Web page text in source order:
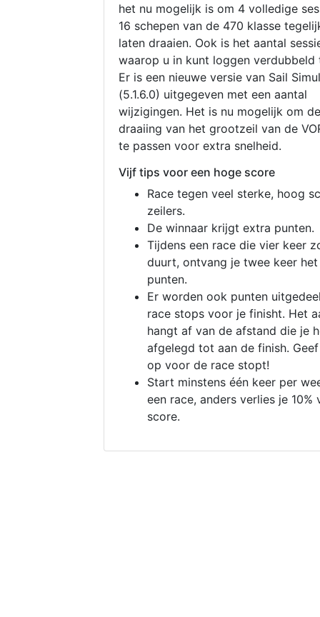
het nu mogelijk is om 4 volledige
16 schepen van de 470 klasse
laten draaien. Ook is het aantal
waarop u in kunt loggen verdubbeld
Er is een nieuwe versie van Sail
(5.1.6.0) uitgegeven met een aantal
wijzigingen. Het is nu mogelijk om de
draaiing van het grootzeil van de
te passen voor extra snelheid.
Vijf tips voor een hoge score
Race tegen veel sterke, hoog
zeilers.
De winnaar krijgt extra punten.
Tijdens een race die vier keer
duurt, ontvang je twee keer
punten.
Er worden ook punten
race stops voor je finisht. Het
hangt af van de afstand die je
afgelegd tot aan de finish.
op voor de race stopt!
Start minstens één keer per
een race, anders verlies je 10%
score.